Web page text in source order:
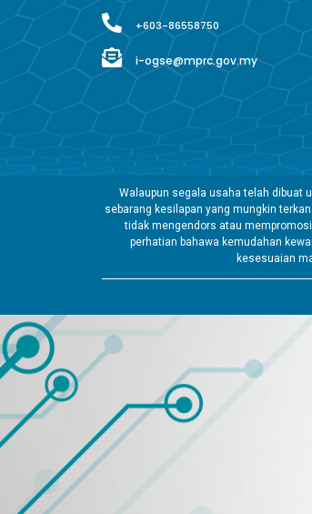
+603-86558750
i-ogse@mprc.gov.my
Walaupun segala usaha telah dibuat
sebarang kesilapan yang mungkin
tidak mengendors atau
perhatian bahawa kemudahan
kesesuaian